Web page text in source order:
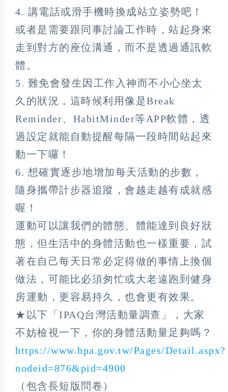
4. 講電話或滑手機時換成站立姿勢吧！
或者是需要跟同事討論工作時，站起身來
走到對方的座位溝通，而不是透過通訊軟
體。
5. 難免會發生因工作入神而不小心坐太
久的狀況，這時候利用像是Break
Reminder、HabitMinder等APP軟體，透
過設定就能自動提醒每隔一段時間站起來
動一下囉！
6. 想確實逐步地增加每天活動的步數，
隨身攜帶計步器追蹤，會越走越有成就感
喔！
運動可以讓我們的體態、體能達到良好狀
態，但生活中的身體活動也一樣重要，試
著在自己每天日常必定得做的事情上換個
做法，可能比必須匆忙或大老遠跑到健身
房運動，更容易持久，也會更有效果。
★以下「IPAQ台灣活動量調查」，大家
不妨檢視一下，你的身體活動量足夠嗎？
https://www.hpa.gov.tw/Pages/Detail.aspx?
nodeid=876&pid=4900
（包含長短版問卷）